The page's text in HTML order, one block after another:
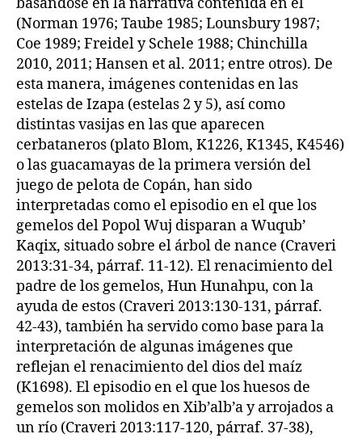
(Norman 1976; Taube 1985; Lounsbury 1987;
Coe 1989; Freidel y Schele 1988; Chinchilla
2010, 2011; Hansen et al. 2011; entre otros). De
esta manera, imágenes contenidas en las
estelas de Izapa (estelas 2 y 5), así como
distintas vasijas en las que aparecen
cerbataneros (plato Blom, K1226, K1345, K4546)
o las guacamayas de la primera versión del
juego de pelota de Copán, han sido
interpretadas como el episodio en el que los
gemelos del Popol Wuj disparan a Wuqub’
Kaqix, situado sobre el árbol de nance (Craveri
2013:31-34, párraf. 11-12). El renacimiento del
padre de los gemelos, Hun Hunahpu, con la
ayuda de estos (Craveri 2013:130-131, párraf.
42-43), también ha servido como base para la
interpretación de algunas imágenes que
reflejan el renacimiento del dios del maíz
(K1698). El episodio en el que los huesos de
gemelos son molidos en Xib’alb’a y arrojados a
un río (Craveri 2013:117-120, párraf. 37-38),